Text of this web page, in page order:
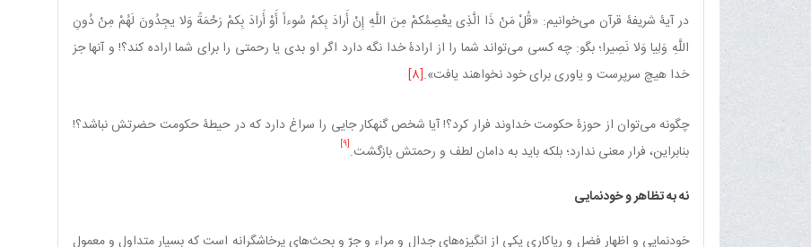
در آیۀ شریفۀ قرآن می‌خوانیم: «قُلْ‏ مَنْ‏ ذَا الَّذِی‏ یعْصِمُکمْ‏ مِنَ اللَّهِ إِنْ أَرادَ بِکمْ سُوءاً أَوْ أَرادَ بِکمْ رَحْمَةً وَلا یجِدُونَ لَهُمْ مِنْ دُونِ
اللَّهِ وَلِیا وَلا نَصِیرا؛ بگو: چه کسی می‌تواند شما را از ارادۀ خدا نگه دارد اگر او بدی یا رحمتی را برای شما اراده کند؟! و آنها جز
خدا هیچ سرپرست و یاوری برای خود نخواهند یافت».[8]
چگونه می‌توان از حوزۀ حکومت خداوند فرار کرد؟! آیا شخص گنهکار جایی را سراغ دارد که در حیطۀ حکومت حضرتش نباشد؟!
بنابراین، فرار معنی ندارد؛ بلکه باید به دامان لطف و رحمتش بازگشت.[9]
نه به تظاهر و خودنمایی
خودنمایی و اظهار فضل و ریاکاری یکی از انگیزه‌های جدال و مراء و جرّ و بحث‌های پرخاشگرانه است که بسیار متداول و معمول